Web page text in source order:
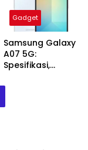
Gadget
Samsung Galaxy
A07 5G:
Spesifikasi,
Keunggulan
Diketahui